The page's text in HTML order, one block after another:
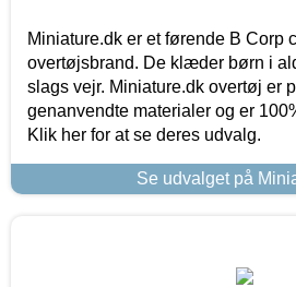
Miniature.dk er et førende B Corp
overtøjsbrand. De klæder børn i
slags vejr. Miniature.dk overtøj er
genanvendte materialer og er
Klik her for at se deres udvalg.
Se udvalget på